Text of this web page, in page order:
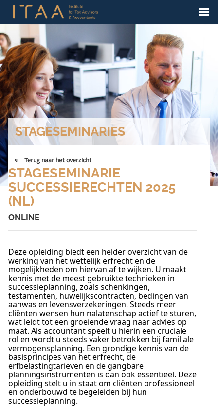
STAGESEMINARIES
Terug naar het overzicht
STAGESEMINARIE
SUCCESSIERECHTEN 2025
(NL)
ONLINE
Deze opleiding biedt een helder overzicht van de
werking van het wettelijk erfrecht en de
mogelijkheden om hiervan af te wijken. U maakt
kennis met de meest gebruikte technieken in
successieplanning, zoals schenkingen,
testamenten, huwelijkscontracten, bedingen van
aanwas en levensverzekeringen. Steeds meer
cliënten wensen hun nalatenschap actief te sturen,
wat leidt tot een groeiende vraag naar advies op
maat. Als accountant speelt u hierin een cruciale
rol en wordt u steeds vaker betrokken bij familiale
vermogensplanning. Een grondige kennis van de
basisprincipes van het erfrecht, de
erfbelastingtarieven en de gangbare
planningsinstrumenten is dan ook essentieel. Deze
opleiding stelt u in staat om cliënten professioneel
en onderbouwd te begeleiden bij hun
successieplanning.